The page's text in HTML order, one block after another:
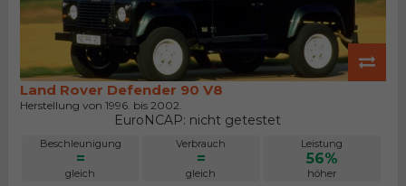
Land Rover Defender 90 V8
Herstellung von 1996. bis 2002.
EuroNCAP: nicht getestet
Beschleunigung
=
gleich
Verbrauch
=
gleich
Leistung
56%
höher